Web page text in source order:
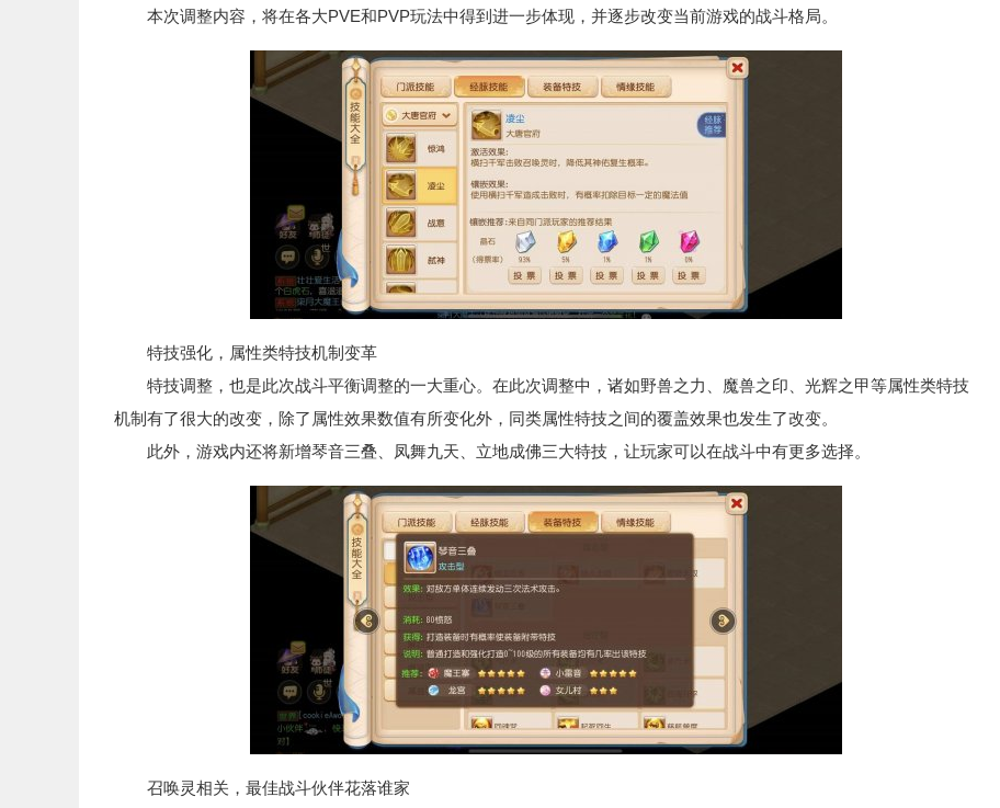
本次调整内容，将在各大PVE和PVP玩法中得到进一步体现，并逐步改变当前游戏的战斗格局。
特技强化，属性类特技机制变革
特技调整，也是此次战斗平衡调整的一大重心。在此次调整中，诸如野兽之力、魔兽之印、光辉之甲等属性类特技
机制有了很大的改变，除了属性效果数值有所变化外，同类属性特技之间的覆盖效果也发生了改变。
此外，游戏内还将新增琴音三叠、凤舞九天、立地成佛三大特技，让玩家可以在战斗中有更多选择。
召唤灵相关，最佳战斗伙伴花落谁家